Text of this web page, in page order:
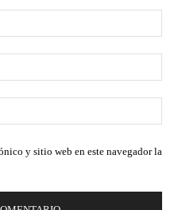
y sitio web en este navegador la